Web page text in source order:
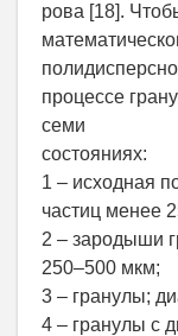
рова [18].
процессе
семи
состояниях:
1 – исходная
частиц менее
2 – зародыши
250–500 мкм;
3 – гранулы;
4 – гранулы с